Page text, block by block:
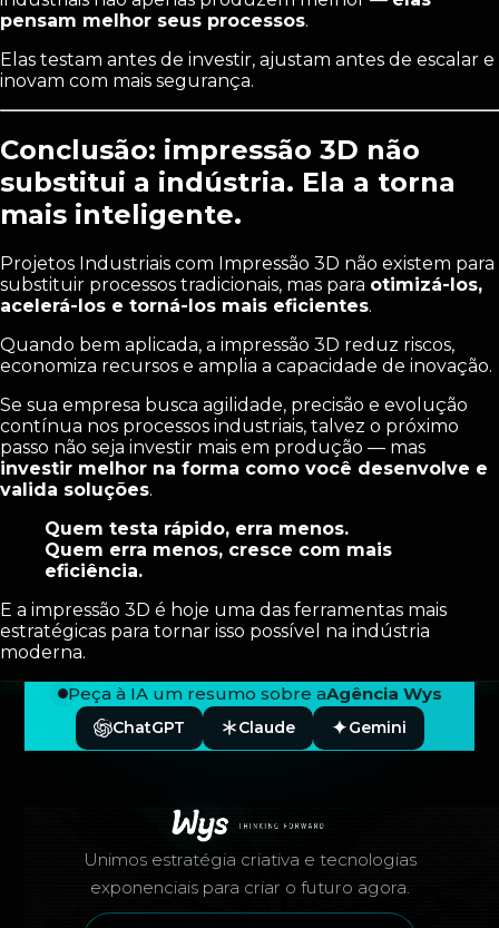
pensam melhor seus processos.
Elas testam antes de investir, ajustam antes de escalar e
inovam com mais segurança.
Conclusão: impressão 3D não
substitui a indústria. Ela a torna
mais inteligente.
Projetos Industriais com Impressão 3D não existem para
substituir processos tradicionais, mas para otimizá-los,
acelerá-los e torná-los mais eficientes.
Quando bem aplicada, a impressão 3D reduz riscos,
economiza recursos e amplia a capacidade de inovação.
Se sua empresa busca agilidade, precisão e evolução
contínua nos processos industriais, talvez o próximo
passo não seja investir mais em produção — mas
investir melhor na forma como você desenvolve e
valida soluções.
Quem testa rápido, erra menos.
Quem erra menos, cresce com mais
eficiência.
E a impressão 3D é hoje uma das ferramentas mais
estratégicas para tornar isso possível na indústria
moderna.
Peça à IA um resumo sobre aAgência Wys
ChatGPT Claude Gemini
Unimos estratégia criativa e tecnologias
exponenciais para criar o futuro agora.